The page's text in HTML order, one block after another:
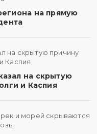
на прямую
на скрытую
и Каспия